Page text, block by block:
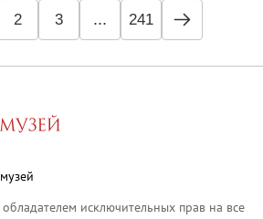
2 3 ... 241
обладателем исключительных прав на все